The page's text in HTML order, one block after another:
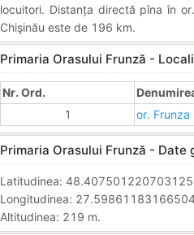
locuitori. Distanța directă pîna în
Chişinău este de 196 km.
Primaria Orasului Frunză -
Nr. Ord.
1
or. Frunza
Primaria Orasului Frunză - Date
Latitudinea:
Longitudinea:
Altitudinea: 219 m.